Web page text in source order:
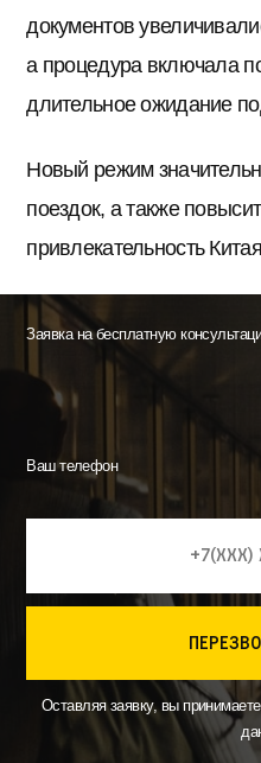
документов
а процедура включала
длительное ожидание
Новый режим
поездок, а также
привлекательность
Заявка на бесплатную
Ваш телефон
Оставляя заявку, вы